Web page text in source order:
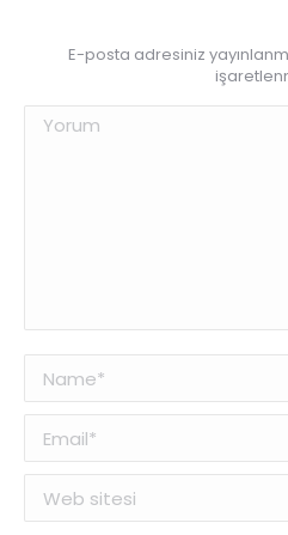
E-posta adresiniz
Yorum
Name *
Email *
Web sitesi